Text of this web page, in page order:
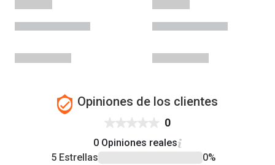
Opiniones de los clientes
0
0 Opiniones reales
5 Estrellas
0%